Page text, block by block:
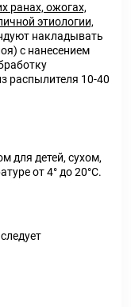
ранах, ожогах,
этиологии,
накладывать
с нанесением
распылителя 10-40
для детей, сухом,
от 4° до 20°С.